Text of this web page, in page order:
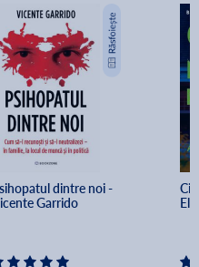
dintre noi -
Garrido